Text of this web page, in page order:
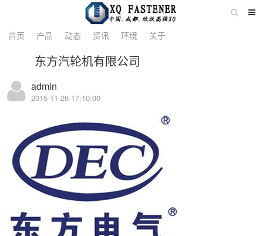
详情
首页 产品 动态 资讯 环境 关于
东方汽轮机有限公司
admin
2015-11-26 17:10:00